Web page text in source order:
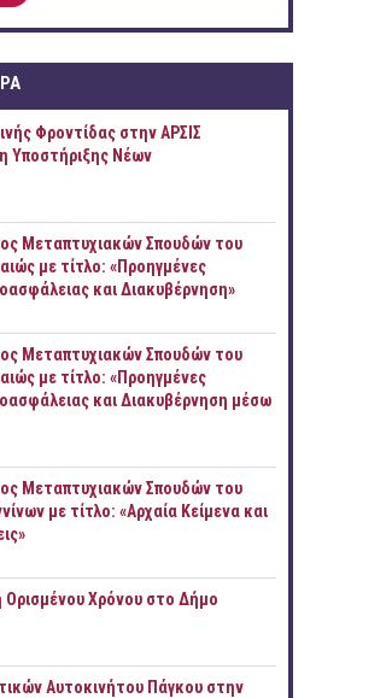
Φροντίδας στην ΑΡΣΙΣ
Υποστήριξης Νέων
Μεταπτυχιακών Σπουδών του
με τίτλο: «Προηγμένες
και Διακυβέρνηση»
Μεταπτυχιακών Σπουδών του
με τίτλο: «Προηγμένες
και Διακυβέρνηση μέσω
Μεταπτυχιακών Σπουδών του
με τίτλο: «Αρχαία Κείμενα και
Χρόνου στο Δήμο
Αυτοκινήτου Πάγκου στην